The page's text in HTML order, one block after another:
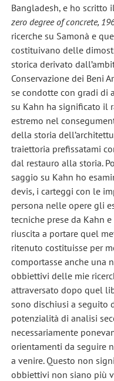
Bangladesh, e ho scritto
zero degree of concrete,
ricerche su Samonà e
costituivano delle
storica derivato
Conservazione dei Beni
se condotte con gradi di
su Kahn ha significato il
estremo nel
della storia
traiettoria prefissatami
dal restauro alla storia.
saggio su Kahn ho
devis, i carteggi con le
persona nelle opere gli
tecniche prese da Kahn
riuscita a portare quel
ritenuto costituisse per
comportasse anche una
obbiettivi delle mie
attraversato dopo quel
sono dischiusi a seguito
potenzialità di analisi
necessariamente
orientamenti da seguire
a venire. Questo non
obbiettivi non siano più